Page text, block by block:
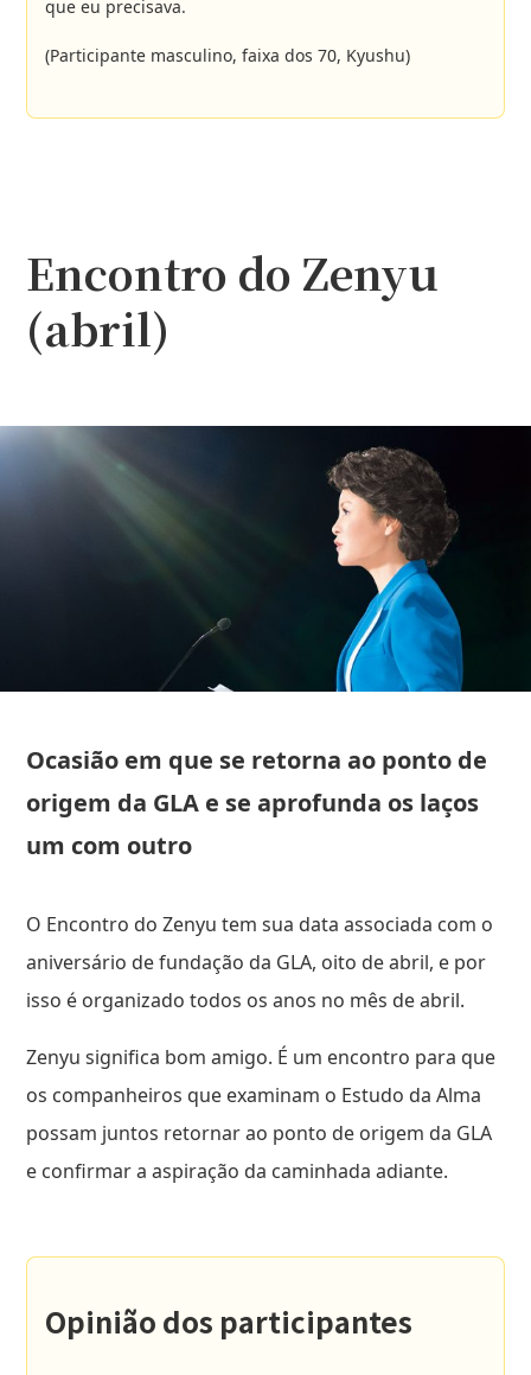
que eu precisava.
(Participante masculino, faixa dos 70, Kyushu)
Encontro do Zenyu
(abril)
Ocasião em que se retorna ao ponto de
origem da GLA e se aprofunda os laços
um com outro
O Encontro do Zenyu tem sua data associada com o
aniversário de fundação da GLA, oito de abril, e por
isso é organizado todos os anos no mês de abril.
Zenyu significa bom amigo. É um encontro para que
os companheiros que examinam o Estudo da Alma
possam juntos retornar ao ponto de origem da GLA
e confirmar a aspiração da caminhada adiante.
Opinião dos participantes